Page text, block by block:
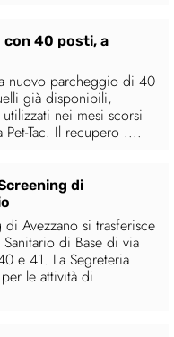
con 40 posti, a
nuovo parcheggio di 40
già disponibili,
nei mesi scorsi
Tac. Il recupero ....
di
di Avezzano si trasferisce
di Base di via
e 41. La Segreteria
le attività di